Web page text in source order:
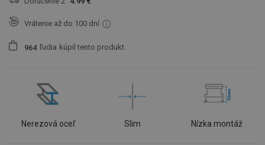
Vrátenie až do 100 dní
964 ľudia kúpil tento produkt.
Nerezová oceľ Slim Nízka montáž